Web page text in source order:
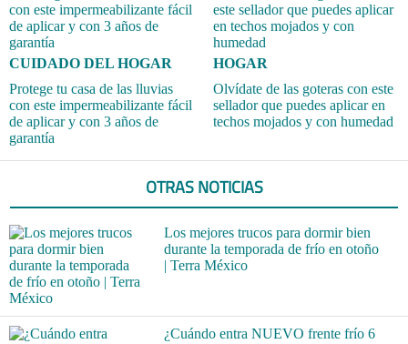
CUIDADO DEL HOGAR
Protege tu casa de las lluvias
con este impermeabilizante fácil
de aplicar y con 3 años de
garantía
HOGAR
Olvídate de las goteras con este
sellador que puedes aplicar en
techos mojados y con humedad
OTRAS NOTICIAS
Los mejores trucos para dormir bien
durante la temporada de frío en otoño
| Terra México
¿Cuándo entra NUEVO frente frío 6